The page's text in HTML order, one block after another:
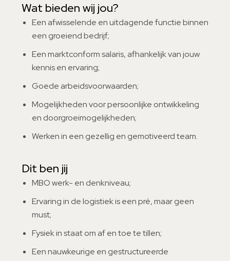
Wat bieden wij jou?
Een afwisselende en uitdagende functie binnen
een groeiend bedrijf;
Een marktconform salaris, afhankelijk van jouw
kennis en ervaring;
Goede arbeidsvoorwaarden;
Mogelijkheden voor persoonlijke ontwikkeling
en doorgroeimogelijkheden;
Werken in een gezellig en gemotiveerd team.
Dit ben jij
MBO werk- en denkniveau;
Ervaring in de logistiek is een pré, maar geen
must;
Fysiek in staat om af en toe te tillen;
Een nauwkeurige en gestructureerde